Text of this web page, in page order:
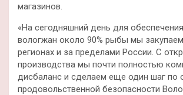
магазинов.
«На сегодняшний день для
вологжан около 90% рыбы мы
регионах и за пределами России. С
производства мы почти полностью
дисбаланс и сделаем еще один шаг по
продовольственной безопасности